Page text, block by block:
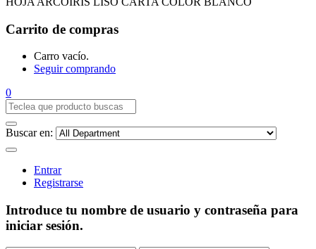
Carrito de compras
Carro vacío.
Seguir comprando
0
Buscar en:
Entrar
Registrarse
Introduce tu nombre de usuario y contraseña para
iniciar sesión.